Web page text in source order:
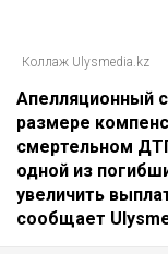
Коллаж Ulysmedia.kz
Апелляционный
размере
смертельном
одной из
увеличить
сообщает